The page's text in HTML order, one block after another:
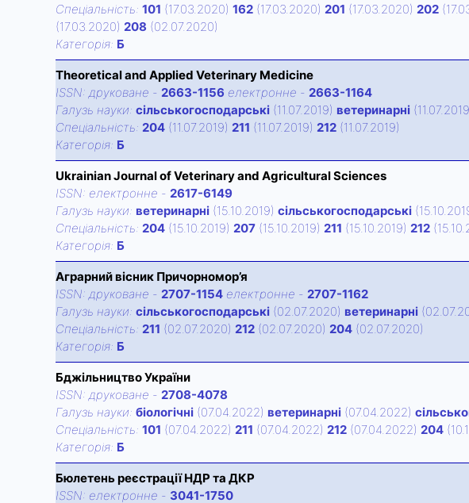
Спецiальнiсть: 101 (17.03.2020) 162 (17.03.2020) 201 (17.03.2020) 202
(17.03.2020) 208 (02.07.2020)
Категорiя: Б
Theoretical and Applied Veterinary Medicine
ISSN: друковане - 2663-1156 електронне - 2663-1164
Галузь науки: сільськогосподарські (11.07.2019) ветеринарні
Спецiальнiсть: 204 (11.07.2019) 211 (11.07.2019) 212 (11.07.2019)
Категорiя: Б
Ukrainian Journal of Veterinary and Agricultural Sciences
ISSN: електронне - 2617-6149
Галузь науки: ветеринарні (15.10.2019) сільськогосподарські
Спецiальнiсть: 204 (15.10.2019) 207 (15.10.2019) 211 (15.10.2019) 212
Категорiя: Б
Аграрний вісник Причорномор’я
ISSN: друковане - 2707-1154 електронне - 2707-1162
Галузь науки: сільськогосподарські (02.07.2020) ветеринарні
Спецiальнiсть: 211 (02.07.2020) 212 (02.07.2020) 204 (02.07.2020)
Категорiя: Б
Бджільництво України
ISSN: друковане - 2708-4078
Галузь науки: біологічні (07.04.2022) ветеринарні (07.04.2022)
Спецiальнiсть: 101 (07.04.2022) 211 (07.04.2022) 212 (07.04.2022) 204
Категорiя: Б
Бюлетень реєстрації НДР та ДКР
ISSN: електронне - 3041-1750